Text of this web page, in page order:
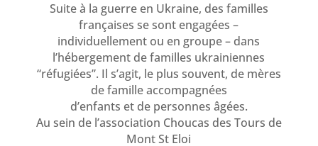
Suite à la guerre en Ukraine, des familles
françaises se sont engagées –
individuellement ou en groupe – dans
l’hébergement de familles ukrainiennes
“réfugiées”. Il s’agit, le plus souvent, de mères
de famille accompagnées
d’enfants et de personnes âgées.
Au sein de l’association Choucas des Tours de
Mont St Eloi